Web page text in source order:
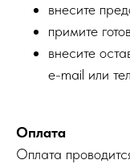
внесите
примите
внесите
e-mail или
Оплата
Оплата